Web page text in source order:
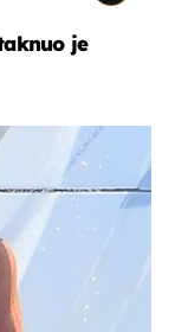
je